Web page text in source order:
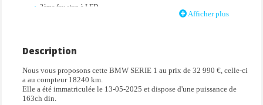
3ème feu stop à LED
Active Guard Plus
Alarme antivol
Allumage automatique des feux de détresse
Appuis-tête et ceintures de sécurité 3 points à toutes les places
Afficher plus
Description
Nous vous proposons cette BMW SERIE 1 au prix de 32 990 €, celle-ci
a au compteur 18240 km.
Elle a été immatriculée le 13-05-2025 et dispose d'une puissance de
163ch din.